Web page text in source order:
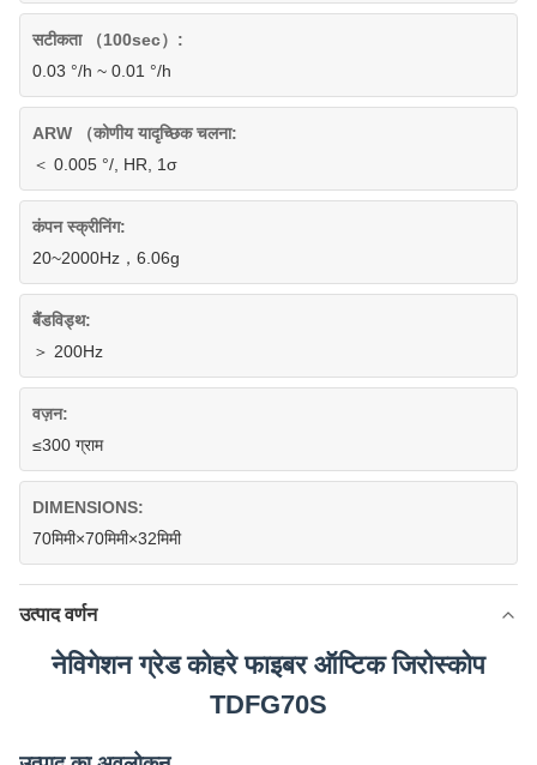
सटीकता （100sec）:
0.03 °/h ~ 0.01 °/h
ARW （कोणीय यादृच्छिक चलना:
＜ 0.005 °/, HR, 1σ
कंपन स्क्रीनिंग:
20~2000Hz，6.06g
बैंडविड्थ:
＞ 200Hz
वज़न:
≤300 ग्राम
DIMENSIONS:
70मिमी×70मिमी×32मिमी
उत्पाद वर्णन
नेविगेशन ग्रेड कोहरे फाइबर ऑप्टिक जिरोस्कोप
TDFG70S